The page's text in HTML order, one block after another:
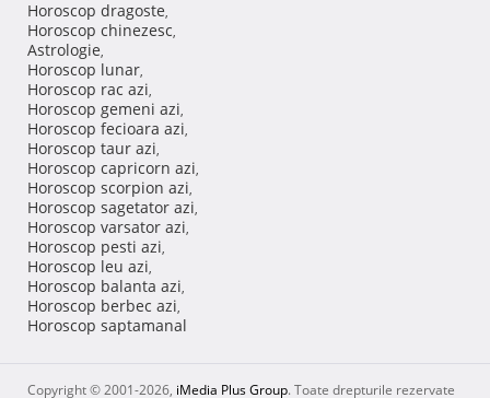
Horoscop dragoste,
Horoscop chinezesc,
Astrologie,
Horoscop lunar,
Horoscop rac azi,
Horoscop gemeni azi,
Horoscop fecioara azi,
Horoscop taur azi,
Horoscop capricorn azi,
Horoscop scorpion azi,
Horoscop sagetator azi,
Horoscop varsator azi,
Horoscop pesti azi,
Horoscop leu azi,
Horoscop balanta azi,
Horoscop berbec azi,
Horoscop saptamanal
Copyright © 2001-2026, iMedia Plus Group. Toate drepturile rezervate